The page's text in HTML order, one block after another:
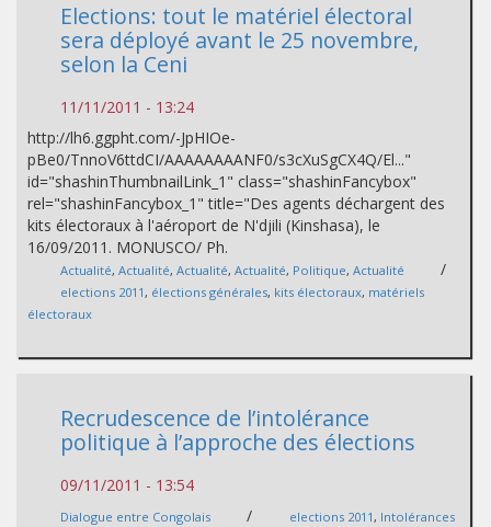
Elections: tout le matériel électoral
sera déployé avant le 25 novembre,
selon la Ceni
11/11/2011 - 13:24
http://lh6.ggpht.com/-JpHIOe-
pBe0/TnnoV6ttdCI/AAAAAAAANF0/s3cXuSgCX4Q/El..."
id="shashinThumbnailLink_1" class="shashinFancybox"
rel="shashinFancybox_1" title="Des agents déchargent des
kits électoraux à l'aéroport de N'djili (Kinshasa), le
16/09/2011. MONUSCO/ Ph.
Actualité, Actualité, Actualité, Actualité, Politique, Actualité /
elections 2011, élections générales, kits électoraux, matériels
électoraux
Recrudescence de l’intolérance
politique à l’approche des élections
09/11/2011 - 13:54
Dialogue entre Congolais / elections 2011, Intolérances